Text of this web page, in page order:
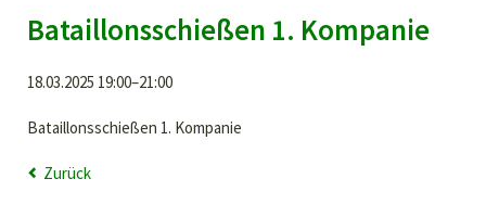
Bataillonsschießen 1. Kompanie
18.03.2025 19:00–21:00
Bataillonsschießen 1. Kompanie
Zurück